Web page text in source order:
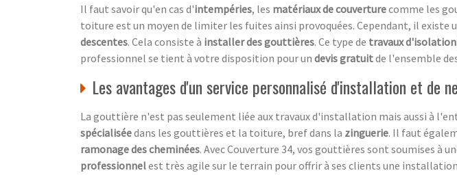
Il faut savoir qu'en cas d'intempéries, les matériaux de couverturecomme les
toiture est un moyen de limiter les fuites ainsi provoquées. Cependant, il
descentes. Cela consiste à installer des gouttières. Ce type de travaux d'isolation
professionnel se tient à votre disposition pour un devis gratuitde l'ensemble
Les avantages d'un service personnalisé d'installation et de
La gouttière n'est pas seulement liée aux travaux d'installation mais aussi à
spécialiséedans les gouttières et la toiture, bref dans la zinguerie. Il faut
ramonage des cheminées. Avec Couverture 34, vos gouttières sont soumises à
professionnelest très agile sur le terrain pour offrir à ses clients une